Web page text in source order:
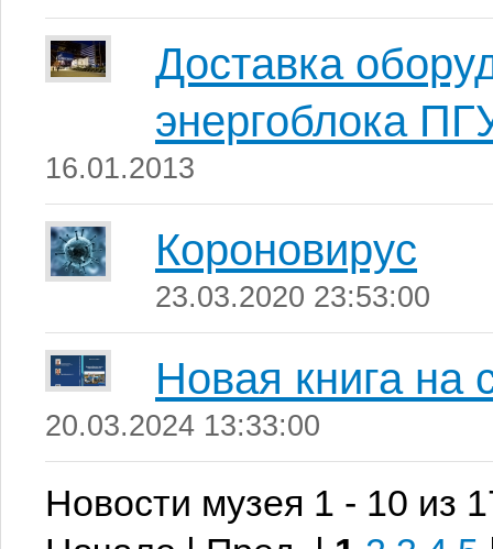
Доставка
энергоблока
16.01.2013
Короновирус
23.03.2020 23:53:00
Новая книга на
20.03.2024 13:33:00
Новости музея 1 - 10 из